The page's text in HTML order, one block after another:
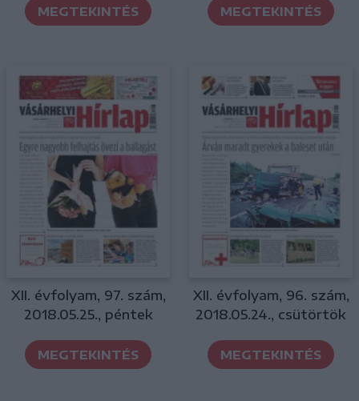
MEGTEKINTÉS MEGTEKINTÉS
XII. évfolyam, 97. szám,
2018.05.25., péntek
MEGTEKINTÉS
XII. évfolyam, 96. szám,
2018.05.24., csütörtök
MEGTEKINTÉS